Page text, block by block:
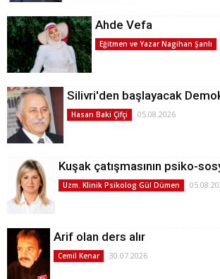
Ahde Vefa
Eğitmen ve Yazar Nagihan Şanlı
Silivri'den başlayacak
Hasan Baki Çifçi 05.08.2026
Kuşak çatışmasının psiko-
Uzm. Klinik Psikolog Gül Dümen
Arif olan ders alır
Cemil Kenar 30.07.2026